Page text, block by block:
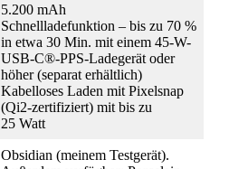
5.200 mAh
Schnellladefunktion – bis zu 70 %
in etwa 30 Min. mit einem 45-W-
USB-C®-PPS-Ladegerät oder
höher (separat erhältlich)
Kabelloses Laden mit Pixelsnap
(Qi2-zertifiziert) mit bis zu
25 Watt
Obsidian (meinem Testgerät).